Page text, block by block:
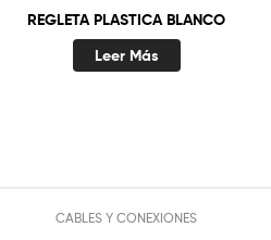
REGLETA PLASTICA BLANCO
Leer Más
CABLES Y CONEXIONES